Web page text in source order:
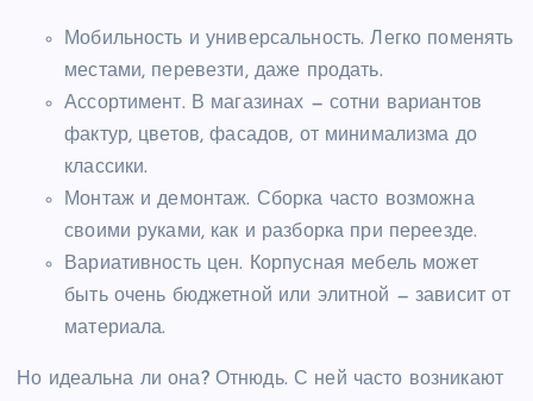
Мобильность и универсальность. Легко поменять
местами, перевезти, даже продать.
Ассортимент. В магазинах — сотни вариантов
фактур, цветов, фасадов, от минимализма до
классики.
Монтаж и демонтаж. Сборка часто возможна
своими руками, как и разборка при переезде.
Вариативность цен. Корпусная мебель может
быть очень бюджетной или элитной — зависит от
материала.
Но идеальна ли она? Отнюдь. С ней часто возникают